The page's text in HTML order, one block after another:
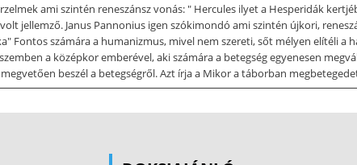
ami szintén reneszánsz vonás: " Hercules ilyet a Hesperidák
jellemző. Janus Pannonius igen szókimondó ami szintén újkori,
Fontos számára a humanizmus, mivel nem szereti, sőt mélyen elítéli a
a középkor emberével, aki számára a betegség egyenesen
beszél a betegségről. Azt írja a Mikor a táborban